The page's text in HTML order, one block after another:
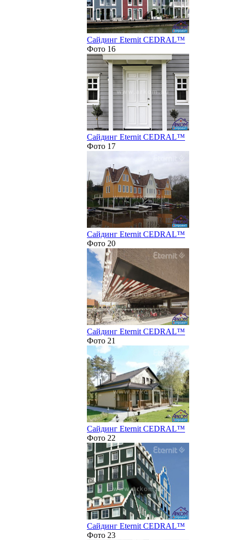
Сайдинг Eternit CEDRAL™
Фото 16
Сайдинг Eternit CEDRAL™
Фото 17
Сайдинг Eternit CEDRAL™
Фото 20
Сайдинг Eternit CEDRAL™
Фото 21
Сайдинг Eternit CEDRAL™
Фото 22
Сайдинг Eternit CEDRAL™
Фото 23